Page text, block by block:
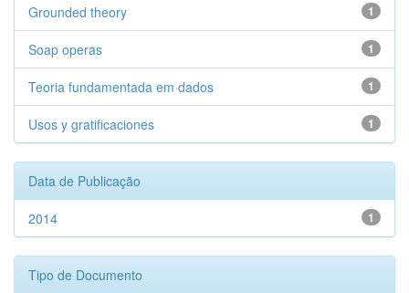
1
Grounded theory
1
Soap operas
1
Teoria fundamentada em dados
1
Usos y gratificaciones
Data de Publicação
1
2014
Tipo de Documento